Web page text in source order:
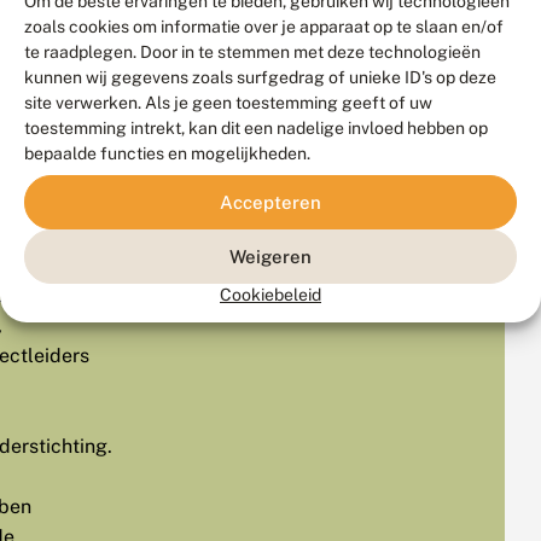
zoals cookies om informatie over je apparaat op te slaan en/of
te raadplegen. Door in te stemmen met deze technologieën
kunnen wij gegevens zoals surfgedrag of unieke ID's op deze
site verwerken. Als je geen toestemming geeft of uw
toestemming intrekt, kan dit een nadelige invloed hebben op
bepaalde functies en mogelijkheden.
Accepteren
Weigeren
Cookiebeleid